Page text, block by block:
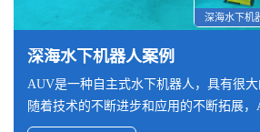
深海水下机
深海水下机器人案例
AUV是一种自主式水下机器人，具有很大
随着技术的不断进步和应用的不断拓展
越广阔。根据客户要求，本AUV需满足深
遥操作力反馈工作站案例
遥操作设备包括一个 3D 高清显示器，帮
能可视化且更精准、高效开展。显示器
的工作站上，带有自然的手柄界面，即使
人形机器人案例
采取拟人化的设计理念，模仿人类的身体
接近的外观和行为，以便在各种环境中执
机械臂案例
本款机械臂采用全进口碳纤维材料制作，
口可根据需求设计，该法兰兼容ATI六维
宇航工具案例
工具在轻量化需求外，还需承受较强的碰
求，工具采用全碳纤维材料组合而成。
维材料是最好的选择。
高精密高速电机案例
传统电机通常是指普通的交流电动机、直
是旋转速度较慢，精度较低。而精密微
速、高精度运动控制的电机，其特点是旋